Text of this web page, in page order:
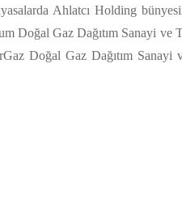
Ahlatcı Holding
Doğal Gaz Dağıtım Sanayi ve
Doğal Gaz Dağıtım